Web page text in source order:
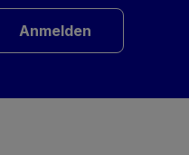
Anmelden